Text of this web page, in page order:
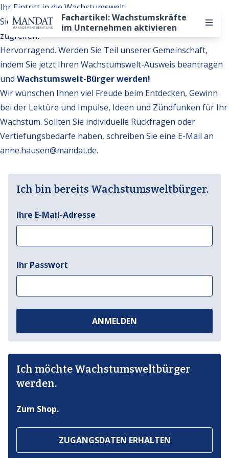
Fachartikel: Wachstumskräfte
im Unternehmen aktivieren
Ihr Eintritt in die Wachstumswelt
Sie möchten auf weitere Inhalte der Wachstumswelt
zugreifen?
Hervorragend. Werden Sie Teil unserer Gemeinschaft,
indem Sie jetzt Ihren Wachstumswelt-Ausweis beantragen
und Wachstumswelt-Bürger werden!
Wir wünschen Ihnen viel Freude beim Entdecken, Gewinn
bei der Lektüre und Impulse, Ideen und Zündfunken für Ihr
Wachstum. Sollten Sie individuelle Rückfragen oder
Vertiefungsbedarfe haben, schreiben Sie eine E-Mail an
anne.hausen@mandat.de.
Ich bin bereits Wachstumsweltbürger.
Ihre E-Mail-Adresse
Ihr Passwort
ANMELDEN
Ich möchte Wachstumsweltbürger
werden.
Zum Shop.
ZUGANGSDATEN ERHALTEN